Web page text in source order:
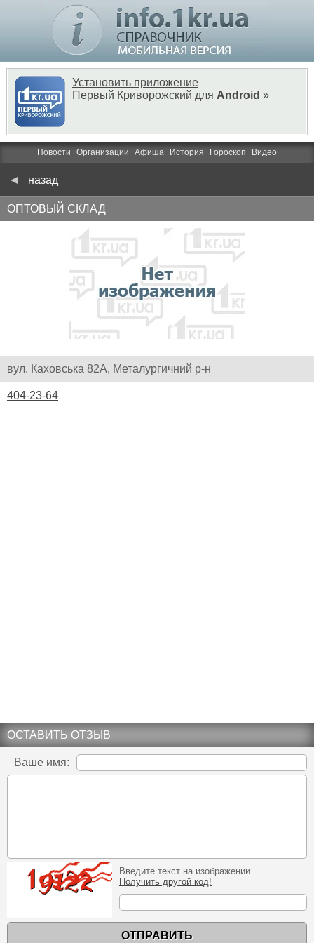
Установить приложение
Первый Криворожский для Android »
Новости Организации Афиша История Гороскоп Видео
назад
ОПТОВЫЙ СКЛАД
вул. Каховська 82А, Металургичний р-н
404-23-64
ОСТАВИТЬ ОТЗЫВ
Ваше имя:
Введите текст на изображении.
Получить другой код!
ОТПРАВИТЬ